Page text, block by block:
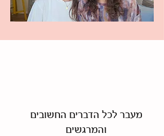
מעבר לכל הדברים החשובים
והמרגשים